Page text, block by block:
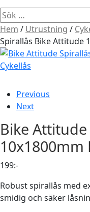
Sök
efter:
Hem / Utrustning /
Spirallås Bike Attitude
Previous
Next
Bike Attitude
10x1800mm
199:-
Robust spirallås med
smidig och säker